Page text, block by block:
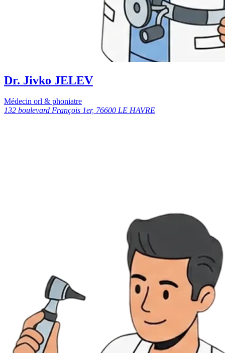
Dr. Jivko JELEV
Médecin orl & phoniatre
132 boulevard François 1er, 76600 LE HAVRE